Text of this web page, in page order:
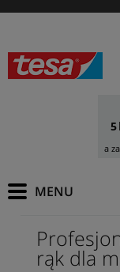
5
a
rąk dla